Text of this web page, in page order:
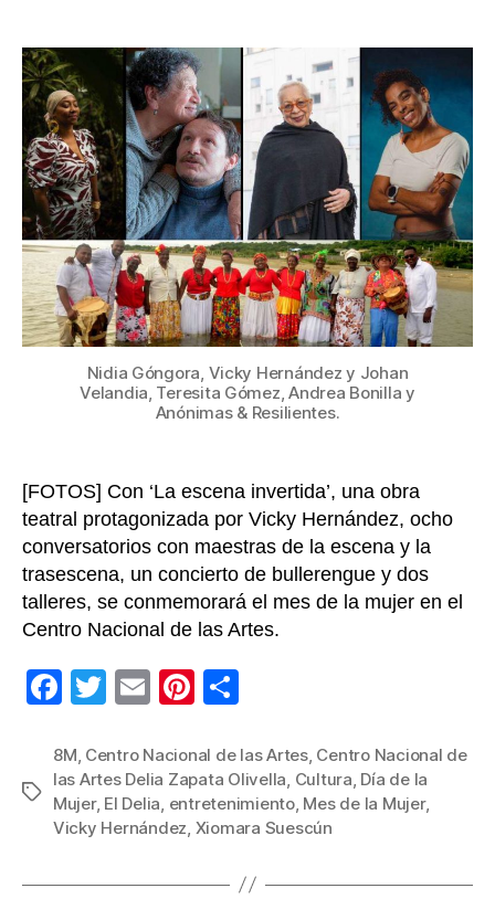
entrada
Mes
la
Mujer
la
cita
es
en
el
CNA
con
las
Nidia Góngora, Vicky Hernández y Johan
Velandia, Teresita Gómez, Andrea Bonilla y
Anónimas & Resilientes.
[FOTOS] Con ‘La escena invertida’, una obra
teatral protagonizada por Vicky Hernández, ocho
conversatorios con maestras de la escena y la
trasescena, un concierto de bullerengue y dos
talleres, se conmemorará el mes de la mujer en el
Centro Nacional de las Artes.
F
c
e
b
o
T
tt
er
E
ail
Pi
er
e
st
m
p
ar
Etiquetas
8M, Centro Nacional de las Artes, Centro Nacional de
las Artes Delia Zapata Olivella, Cultura, Día de la
Mujer, El Delia, entretenimiento, Mes de la Mujer,
Vicky Hernández, Xiomara Suescún